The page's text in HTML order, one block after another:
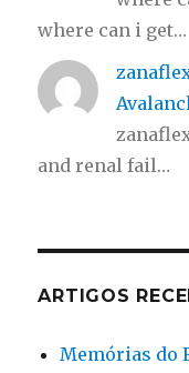
where can i get…
and renal fail…
ARTIGOS
Memórias do